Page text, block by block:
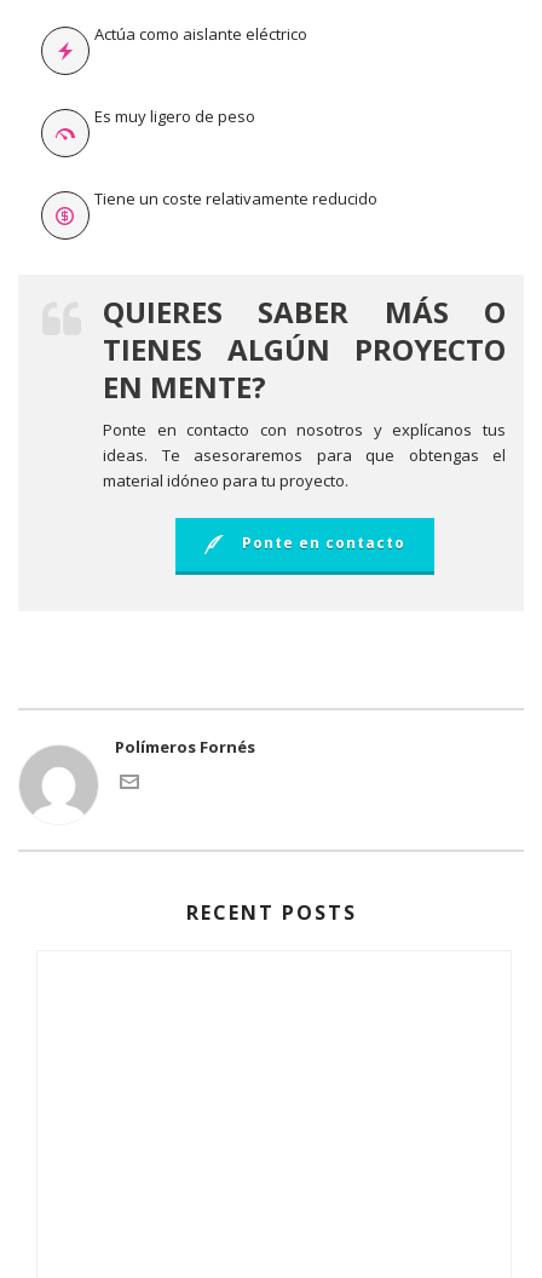
Actúa como aislante eléctrico
Es muy ligero de peso
Tiene un coste relativamente reducido
QUIERES SABER MÁS O
TIENES ALGÚN PROYECTO
EN MENTE?
Ponte en contacto con nosotros y explícanos tus
ideas. Te asesoraremos para que obtengas el
material idóneo para tu proyecto.
Ponte en contacto
Polímeros Fornés
RECENT POSTS